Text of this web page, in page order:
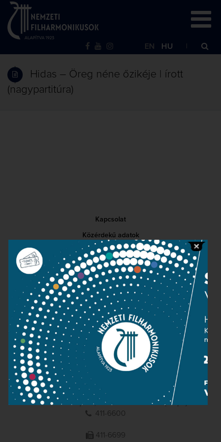
EN HU
Hidas – Öreg néne őzikéje | írott
(nagypartitúra)
Kapcsolat
Közérdekű adatok
Sajtószoba
Adatvédelem
Impresszum
NEMZETI
FILHARMONIKUSOK
1095 Budapest, Komor Marcell u. 1. (Müpa)
411-6600
411-6699